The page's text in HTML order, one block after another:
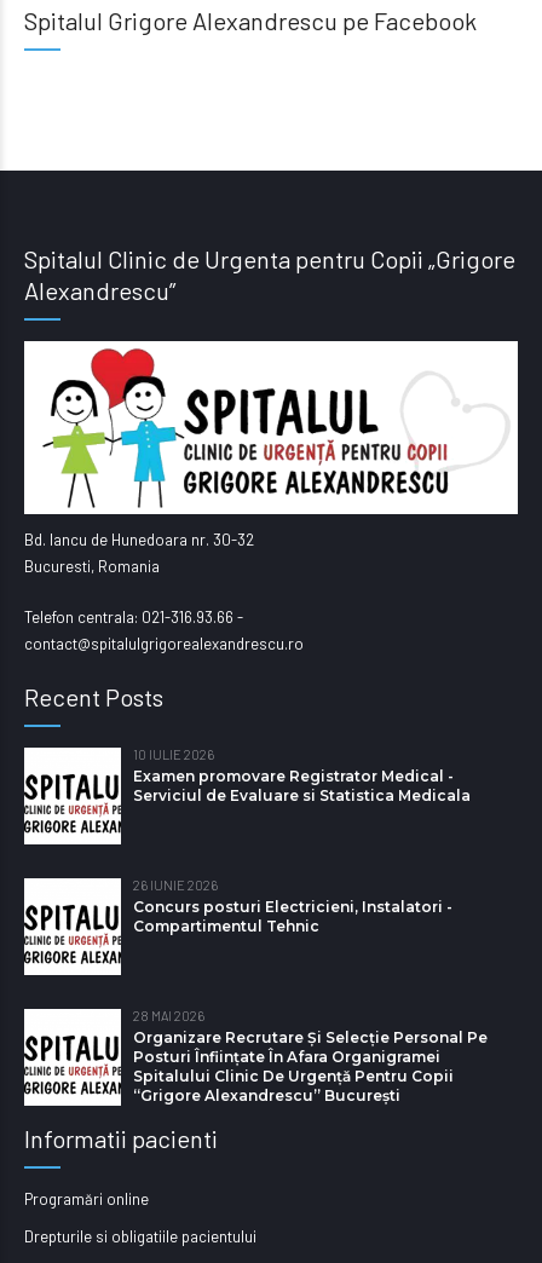
Spitalul Grigore Alexandrescu pe Facebook
Spitalul Clinic de Urgenta pentru Copii „Grigore
Alexandrescu”
Bd. Iancu de Hunedoara nr. 30-32
Bucuresti, Romania
Telefon centrala: 021-316.93.66 -
contact@spitalulgrigorealexandrescu.ro
Recent Posts
10 IULIE 2026
Examen promovare Registrator Medical -
Serviciul de Evaluare si Statistica Medicala
26 IUNIE 2026
Concurs posturi Electricieni, Instalatori -
Compartimentul Tehnic
28 MAI 2026
Organizare Recrutare Și Selecție Personal Pe
Posturi Înființate În Afara Organigramei
Spitalului Clinic De Urgență Pentru Copii
“Grigore Alexandrescu” Bucureşti
Informatii pacienti
Programări online
Drepturile si obligatiile pacientului